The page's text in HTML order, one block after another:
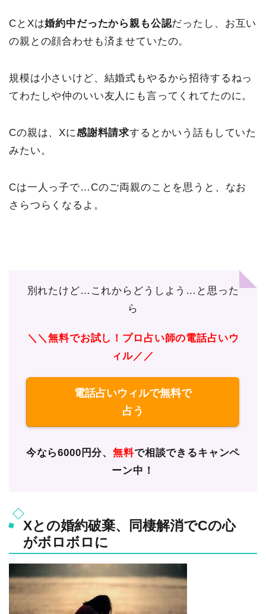
CとXは婚約中だったから親も公認だったし、お互い
の親との顔合わせも済ませていたの。
規模は小さいけど、結婚式もやるから招待するねっ
てわたしや仲のいい友人にも言ってくれてたのに。
Cの親は、Xに感謝料請求するとかいう話もしていた
みたい。
Cは一人っ子で…Cのご両親のことを思うと、なお
さらつらくなるよ。
別れたけど…これからどうしよう…と思った
ら
＼＼無料でお試し！プロ占い師の電話占いウ
ィル／／
電話占いウィルで無料で
占う
今なら6000円分、無料で相談できるキャンペ
ーン中！
Xとの婚約破棄、同棲解消でCの心
がボロボロに